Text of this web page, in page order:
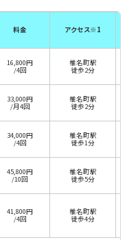
料金 アクセス※1
16,800円
/4回
椎名町駅
徒歩2分
33,000円
/月4回
椎名町駅
徒歩2分
34,000円
/4回
椎名町駅
徒歩1分
45,800円
/10回
椎名町駅
徒歩5分
41,800円
/4回
椎名町駅
徒歩4分